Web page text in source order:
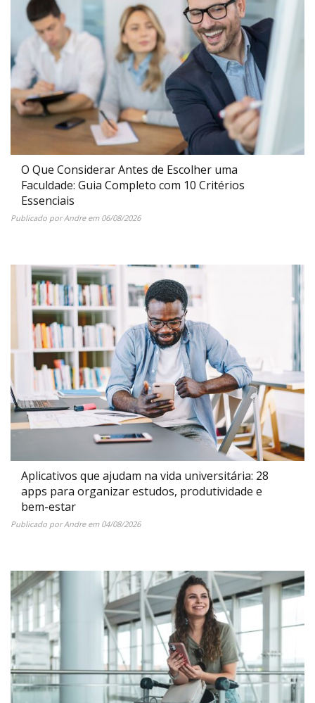
O Que Considerar Antes de Escolher uma
Faculdade: Guia Completo com 10 Critérios
Essenciais
Publicado porAndreem 06/08/2026
Aplicativos que ajudam na vida universitária: 28
apps para organizar estudos, produtividade e
bem-estar
Publicado porAndreem 04/08/2026